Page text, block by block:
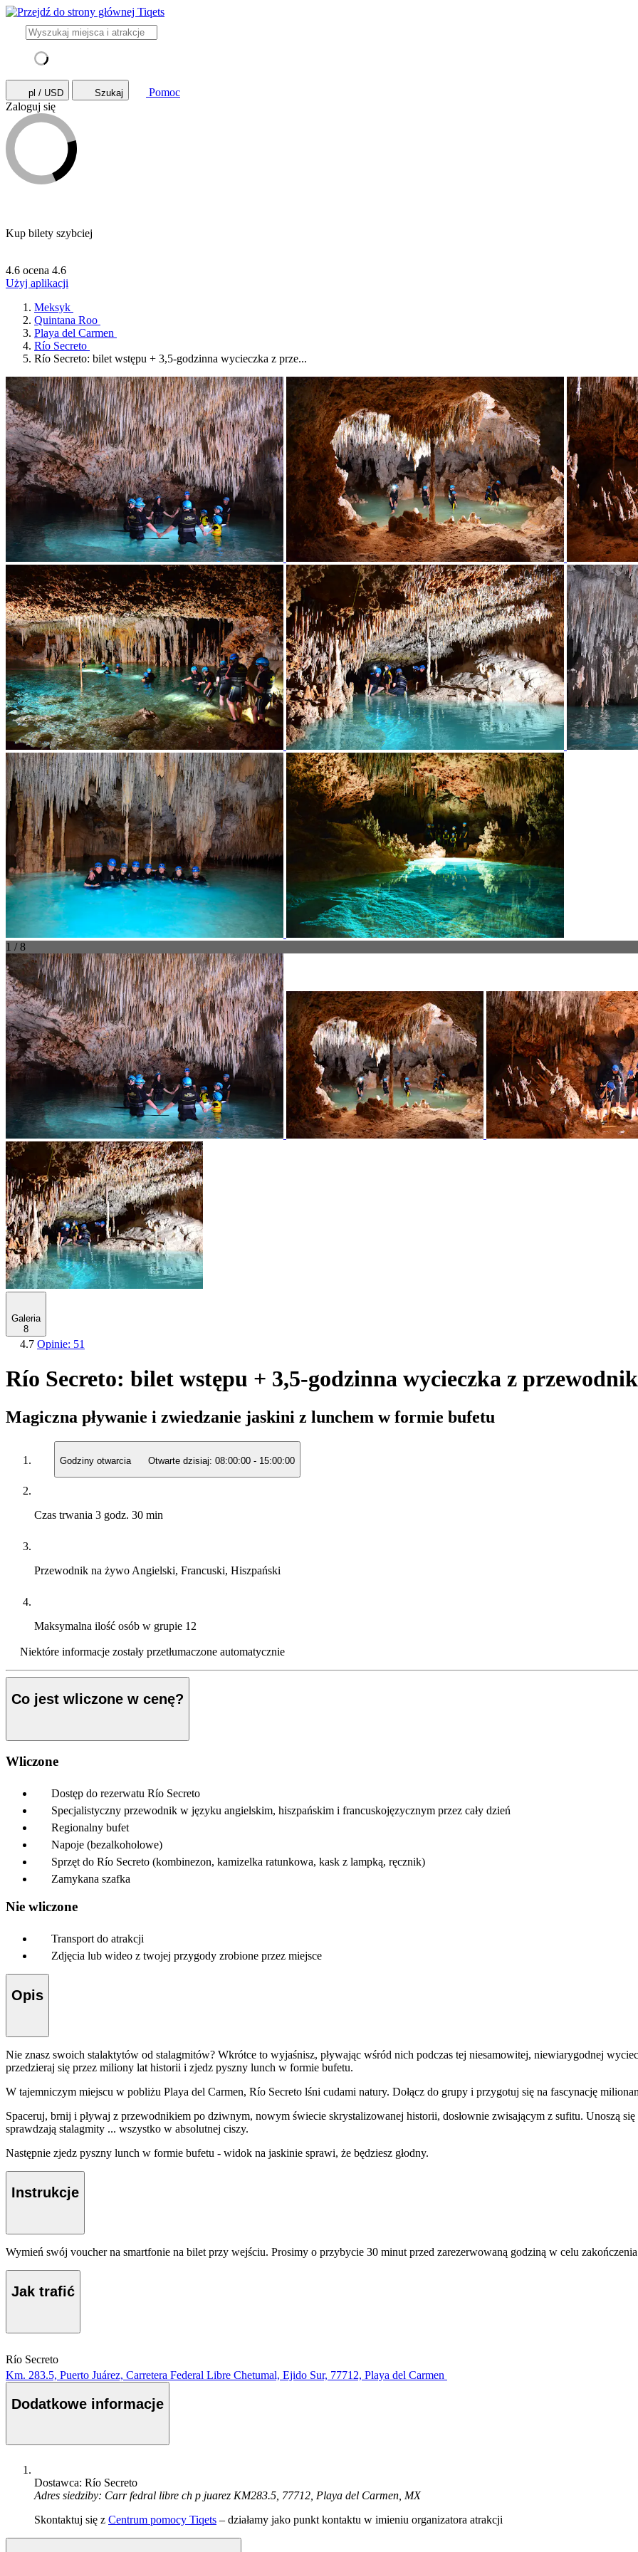
pl / USD Szukaj
Pomoc
Zaloguj się
Kup bilety szybciej
4.6 ocena 4.6
Użyj aplikacji
Meksyk
Quintana Roo
Playa del Carmen
Río Secreto
Río Secreto: bilet wstępu + 3,5-godzinna wycieczka z prze...
1 / 8
Galeria
8
4.7 Opinie: 51
Río Secreto: bilet wstępu + 3,5-godzinna wycieczka z
Magiczna pływanie i zwiedzanie jaskini z lunchem w formie bufetu
Godziny otwarcia Otwarte dzisiaj: 08:00:00 - 15:00:00
Czas trwania 3 godz. 30 min
Przewodnik na żywoAngielski, Francuski, Hiszpański
Maksymalna ilość osób w grupie 12
Niektóre informacje zostały przetłumaczone automatycznie
Co jest wliczone w cenę?
Wliczone
Dostęp do rezerwatu Río Secreto
Specjalistyczny przewodnik w języku angielskim, hiszpańskim i francuskojęzycznym przez cały dzień
Regionalny bufet
Napoje (bezalkoholowe)
Sprzęt do Río Secreto (kombinezon, kamizelka ratunkowa, kask z lampką, ręcznik)
Zamykana szafka
Nie wliczone
Transport do atrakcji
Zdjęcia lub wideo z twojej przygody zrobione przez miejsce
Opis
Nie znasz swoich stalaktytów od stalagmitów? Wkrótce to wyjaśnisz, pływając wśród nich podczas tej niesamowitej, niewiarygodnej
przedzieraj się przez miliony lat historii i zjedz pyszny lunch w formie bufetu.
W tajemniczym miejscu w pobliżu Playa del Carmen, Río Secreto lśni cudami natury. Dołącz do grupy i przygotuj się na fascynację
Spaceruj, brnij i pływaj z przewodnikiem po dziwnym, nowym świecie skrystalizowanej historii, dosłownie zwisającym z sufitu. Unoszą
sprawdzają stalagmity ... wszystko w absolutnej ciszy.
Następnie zjedz pyszny lunch w formie bufetu - widok na jaskinie sprawi, że będziesz głodny.
Instrukcje
Wymień swój voucher na smartfonie na bilet przy wejściu. Prosimy o przybycie 30 minut przed zarezerwowaną godziną w celu
Jak trafić
Río Secreto
Km. 283.5, Puerto Juárez, Carretera Federal Libre Chetumal, Ejido Sur, 77712, Playa del Carmen
Dodatkowe informacje
Dostawca: Río Secreto
Adres siedziby: Carr fedral libre ch p juarez KM283.5, 77712, Playa del Carmen, MX
Skontaktuj się z Centrum pomocy Tiqets – działamy jako punkt kontaktu w imieniu organizatora atrakcji